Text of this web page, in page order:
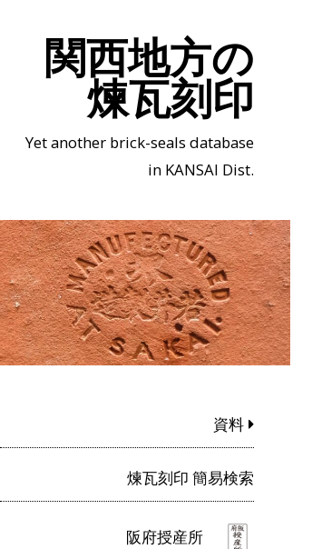
関西地方の
煉瓦刻印
Yet another brick-seals database
in KANSAI Dist.
資料
煉瓦刻印 簡易検索
阪府授産所